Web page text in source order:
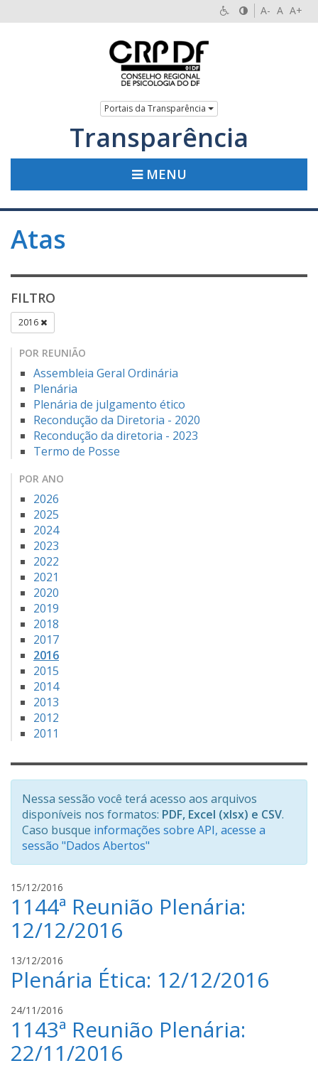
A- A A+
Portais da Transparência
Transparência
MENU
Atas
FILTRO
2016
POR REUNIÃO
Assembleia Geral Ordinária
Plenária
Plenária de julgamento ético
Recondução da Diretoria - 2020
Recondução da diretoria - 2023
Termo de Posse
POR ANO
2026
2025
2024
2023
2022
2021
2020
2019
2018
2017
2016
2015
2014
2013
2012
2011
Nessa sessão você terá acesso aos arquivos
disponíveis nos formatos: PDF, Excel (xlsx) e CSV.
Caso busque informações sobre API, acesse a
sessão "Dados Abertos"
15/12/2016
u
a
a
o
1144ª Reunião Plenária:
12/12/2016
13/12/2016
u
c
s
a
Plenária Ética: 12/12/2016
24/11/2016
u
a
1143ª Reunião Plenária:
22/11/2016